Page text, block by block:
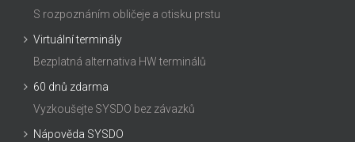
S rozpoznáním obličeje a otisku prstu
Virtuální terminály
Bezplatná alternativa HW terminálů
60 dnů zdarma
Vyzkoušejte SYSDO bez závazků
Nápověda SYSDO